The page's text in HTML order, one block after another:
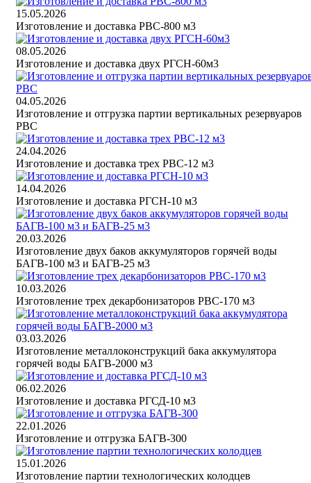
15.05.2026
Изготовление и доставка РВС-800 м3
08.05.2026
Изготовление и доставка двух РГСН-60м3
04.05.2026
Изготовление и отгрузка партии вертикальных резервуаров
РВС
24.04.2026
Изготовление и доставка трех РВС-12 м3
14.04.2026
Изготовление и доставка РГСН-10 м3
20.03.2026
Изготовление двух баков аккумуляторов горячей воды
БАГВ-100 м3 и БАГВ-25 м3
10.03.2026
Изготовление трех декарбонизаторов РВС-170 м3
03.03.2026
Изготовление металлоконструкций бака аккумулятора
горячей воды БАГВ-2000 м3
06.02.2026
Изготовление и доставка РГСД-10 м3
22.01.2026
Изготовление и отгрузка БАГВ-300
15.01.2026
Изготовление партии технологических колодцев